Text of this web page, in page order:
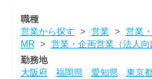
職種
営業から探す > 営業> 営業
MR> 営業・企画営業（法人向
勤務地
大阪府
福岡県 愛知県 東京